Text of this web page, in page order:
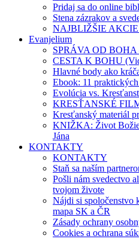
Pridaj sa do online
Stena zázrakov a
NAJBLIŽŠIE AKCIE
Evanjelium
SPRÁVA OD BOHA
CESTA K BOHU
Hlavné body ako
Ebook: 11
Evolúcia vs.
KRESŤANSKÉ
Kresťanský materiál
KNIŽKA: Život
Jána
KONTAKTY
KONTAKTY
Staň sa naším
Pošli nám svedectvo
tvojom živote
Nájdi si spoločenstvo
mapa SK a ČR
Zásady ochrany
Cookies a ochrana